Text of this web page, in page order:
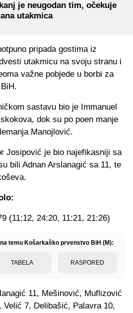
je neugodan tim, očekuje
utakmica
pripada gostima iz
utakmicu na svoju stranu i
važne pobjede u borbi za
sastavu bio je Immanuel
dok su po poen manje
Manojlović.
Josipović je bio najefikasniji sa
bili Adnan Arslanagić sa 11, te
(11:12, 24:20, 11:21, 21:26)
temu Košarkaško prvenstvo BiH (M):
TABELA RASPORED
11, Mešinović, Muflizović
Velić 7, Delibašić, Palavra 10,